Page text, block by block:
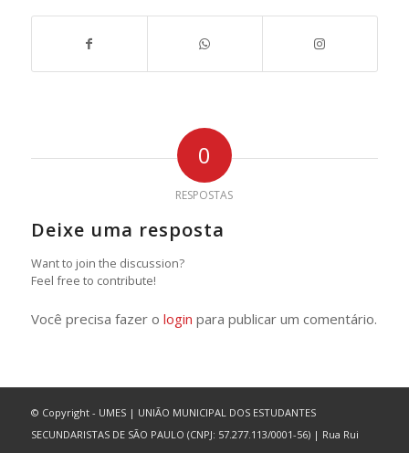
0
RESPOSTAS
Deixe uma resposta
Want to join the discussion?
Feel free to contribute!
Você precisa fazer o login para publicar um comentário.
© Copyright - UMES | UNIÃO MUNICIPAL DOS ESTUDANTES
SECUNDARISTAS DE SÃO PAULO (CNPJ: 57.277.113/0001-56) | Rua Rui